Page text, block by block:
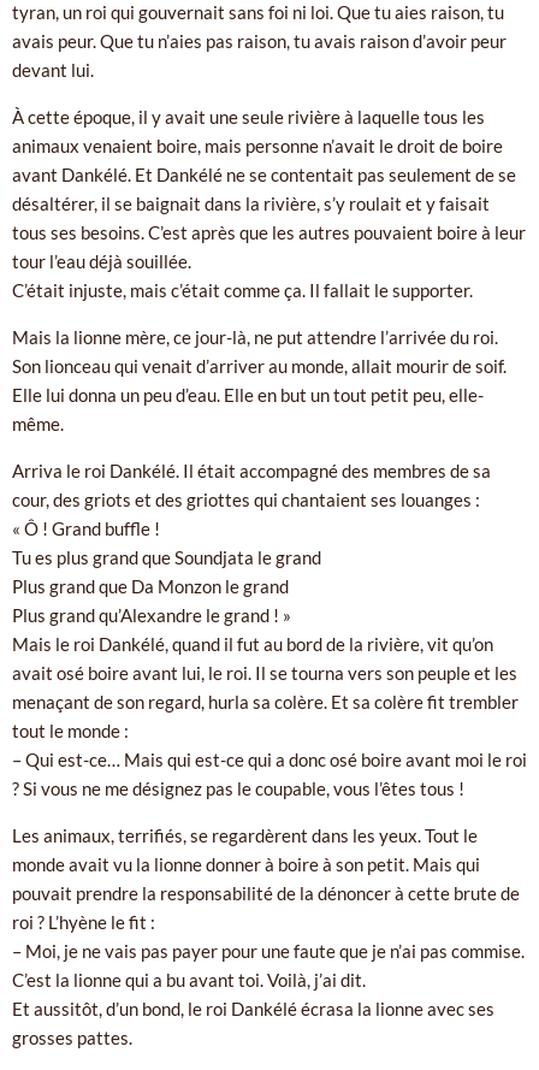
tyran, un roi qui gouvernait sans foi ni loi. Que tu aies raison, tu
avais peur. Que tu n’aies pas raison, tu avais raison d’avoir peur
devant lui.
À cette époque, il y avait une seule rivière à laquelle tous les
animaux venaient boire, mais personne n’avait le droit de boire
avant Dankélé. Et Dankélé ne se contentait pas seulement de se
désaltérer, il se baignait dans la rivière, s’y roulait et y faisait
tous ses besoins. C’est après que les autres pouvaient boire à leur
tour l’eau déjà souillée.
C’était injuste, mais c’était comme ça. Il fallait le supporter.
Mais la lionne mère, ce jour-là, ne put attendre l’arrivée du roi.
Son lionceau qui venait d’arriver au monde, allait mourir de soif.
Elle lui donna un peu d’eau. Elle en but un tout petit peu, elle-
même.
Arriva le roi Dankélé. Il était accompagné des membres de sa
cour, des griots et des griottes qui chantaient ses louanges :
« Ô ! Grand buffle !
Tu es plus grand que Soundjata le grand
Plus grand que Da Monzon le grand
Plus grand qu’Alexandre le grand ! »
Mais le roi Dankélé, quand il fut au bord de la rivière, vit qu’on
avait osé boire avant lui, le roi. Il se tourna vers son peuple et les
menaçant de son regard, hurla sa colère. Et sa colère fit trembler
tout le monde :
– Qui est-ce… Mais qui est-ce qui a donc osé boire avant moi le roi
? Si vous ne me désignez pas le coupable, vous l’êtes tous !
Les animaux, terrifiés, se regardèrent dans les yeux. Tout le
monde avait vu la lionne donner à boire à son petit. Mais qui
pouvait prendre la responsabilité de la dénoncer à cette brute de
roi ? L’hyène le fit :
– Moi, je ne vais pas payer pour une faute que je n’ai pas commise.
C’est la lionne qui a bu avant toi. Voilà, j’ai dit.
Et aussitôt, d’un bond, le roi Dankélé écrasa la lionne avec ses
grosses pattes.